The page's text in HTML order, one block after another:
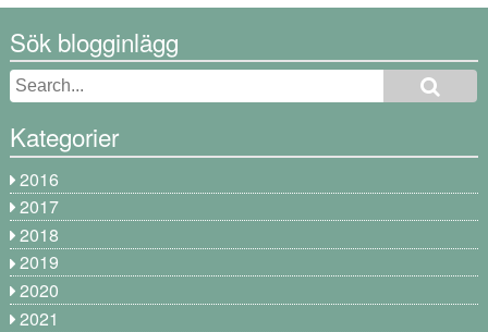
Sök blogginlägg
Kategorier
2016
2017
2018
2019
2020
2021